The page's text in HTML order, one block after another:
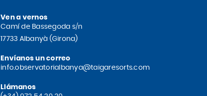
Ven a vernos
Camí de Bassegoda s/n
17733 Albanyà (Girona)
Envíanos un correo
info.observatorialbanya@taigaresorts.com
Llámanos